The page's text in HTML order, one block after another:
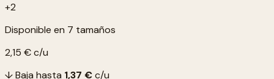
+2
Disponible en 7 tamaños
2,15 €c/u
↓ Baja hasta 1,37 €c/u